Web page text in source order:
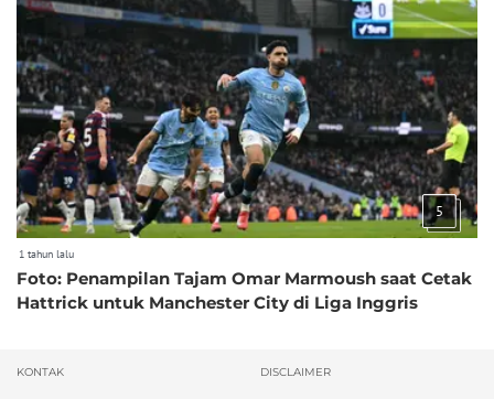
5
1 tahun lalu
Foto: Penampilan Tajam Omar Marmoush saat Cetak
Hattrick untuk Manchester City di Liga Inggris
KONTAK DISCLAIMER